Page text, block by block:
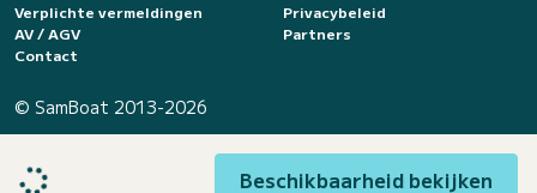
Beschikbaarheid bekijken
Verplichte vermeldingen
Privacybeleid
AV / AGV
Partners
Contact
© SamBoat 2013-2026